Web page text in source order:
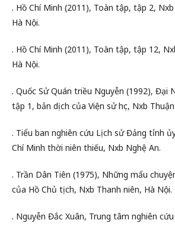
. Hồ Chí Minh (2011), Toàn tập, tập 2,
Hà Nội.
. Hồ Chí Minh (2011), Toàn tập, tập 12,
Hà Nội.
. Quốc Sử Quán triều Nguyễn (1992), Đại
tập 1, bản dịch của Viện sử học, Nxb
. Tiểu ban nghiên cứu Lịch sử Đảng tỉnh
Chí Minh thời niên thiếu, Nxb Nghệ An.
. Trần Dân Tiên (1975), Những mẩu
của Hồ Chủ tịch, Nxb Thanh niên, Hà Nội.
. Nguyễn Đắc Xuân, Trung tâm nghiên cứu